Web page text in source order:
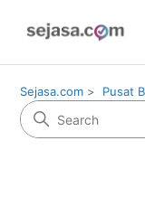
Sejasa.com Pusat